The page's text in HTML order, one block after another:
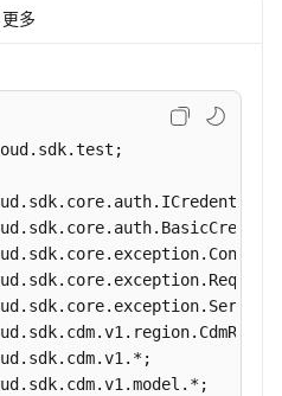
1516674482640
更多